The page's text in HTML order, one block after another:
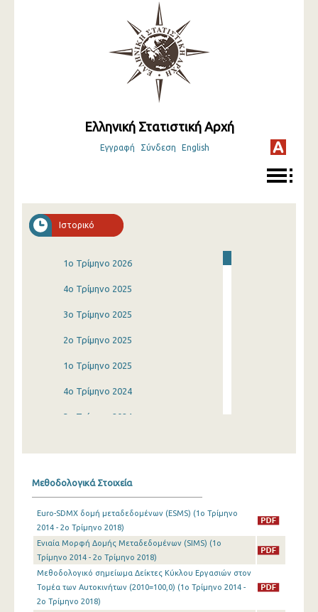
Ελληνική Στατιστική Αρχή
Εγγραφή Σύνδεση English
Ιστορικό
1o Τρίμηνο 2026
4o Τρίμηνο 2025
3o Τρίμηνο 2025
2o Τρίμηνο 2025
1o Τρίμηνο 2025
4o Τρίμηνο 2024
3o Τρίμηνο 2024
3o Τρίμηνο 2023
2o Τρίμηνο 2023
1o Τρίμηνο 2023
4o Τρίμηνο 2022
Μεθοδολογικά Στοιχεία
Euro-SDMX δομή μεταδεδομένων (ESMS) (1o Τρίμηνο
2014 - 2o Τρίμηνο 2018)
Ενιαία Μορφή Δομής Μεταδεδομένων (SIMS) (1o
Τρίμηνο 2014 - 2o Τρίμηνο 2018)
Μεθοδολογικό σημείωμα Δείκτες Κύκλου Εργασιών στον
Τομέα των Αυτοκινήτων (2010=100,0) (1o Τρίμηνο 2014 -
2o Τρίμηνο 2018)